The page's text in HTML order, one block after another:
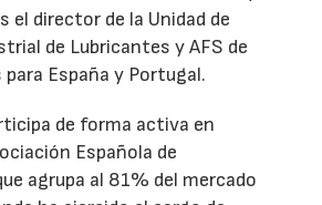
el director de la Unidad de
de Lubricantes y AFS de
España y Portugal.
de forma activa en
Española de
agrupa al 81% del mercado